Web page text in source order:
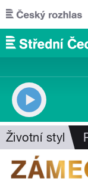
Přejít k hlavnímu
Životní styl